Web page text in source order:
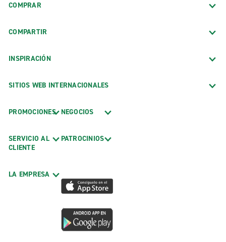
COMPRAR
COMPARTIR
INSPIRACIÓN
SITIOS WEB INTERNACIONALES
PROMOCIONES
SERVICIO AL
CLIENTE
LA EMPRESA
NEGOCIOS
PATROCINIOS